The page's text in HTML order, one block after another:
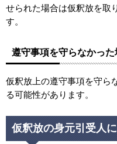
せられた場合は仮釈放を取
す。
遵守事項を守らなかった
仮釈放上の遵守事項を守ら
る可能性があります。
仮釈放の身元引受人